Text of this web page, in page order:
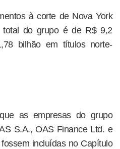
à corte de Nova York
do grupo é de R$ 9,2
bilhão em títulos norte-
as empresas do grupo
S.A., OAS Finance Ltd. e
incluídas no Capítulo